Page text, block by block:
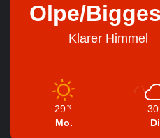
Olpe/
Klarer Himmel
29 ℃
Mo.
30